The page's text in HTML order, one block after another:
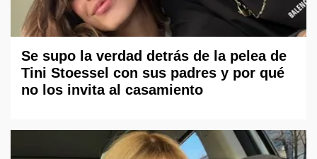
Se supo la verdad detrás de la pelea de
Tini Stoessel con sus padres y por qué
no los invita al casamiento